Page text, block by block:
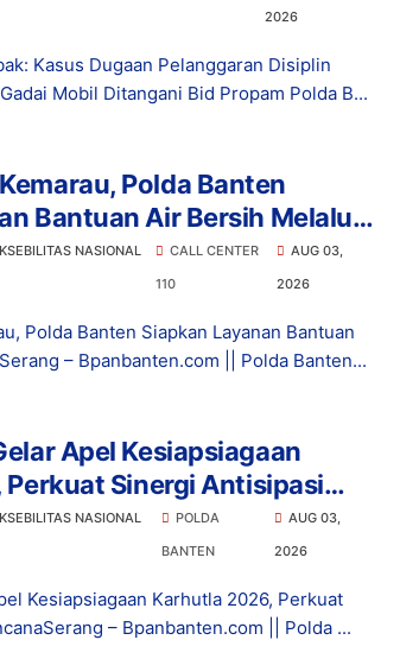
2026
Kasus Dugaan Pelanggaran Disiplin
Mobil Ditangani Bid Propam Polda B...
Polda Banten
Bantuan Air Bersih Melalui
NASIONAL
CALL CENTER
110
AUG 03,
2026
Polda Banten Siapkan Layanan Bantuan
– Bpanbanten.com || Polda Banten...
Apel Kesiapsiagaan
Sinergi Antisipasi
NASIONAL
POLDA
BANTEN
AUG 03,
2026
Kesiapsiagaan Karhutla 2026, Perkuat
– Bpanbanten.com || Polda ...